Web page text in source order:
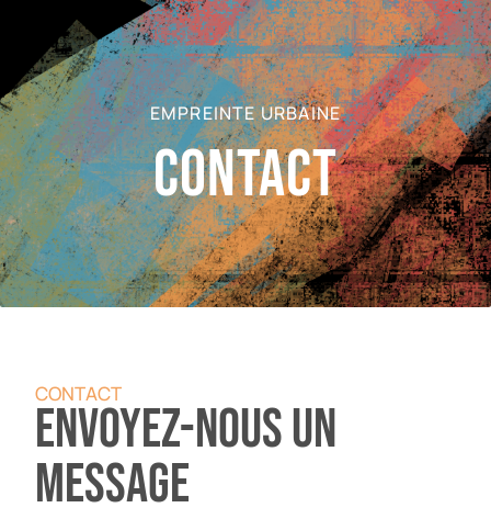
EMPREINTE URBAINE
Contact
CONTACT
Envoyez-nous un
message